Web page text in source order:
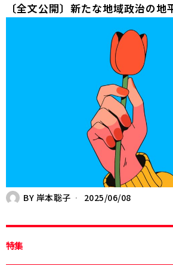
〔全文公開〕新たな地域政治の地
BY 岸本聡子 2025/06/08
特集